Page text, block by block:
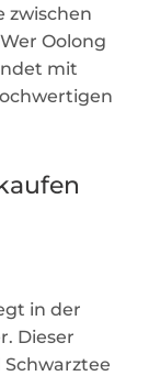
zwischen
Oolong
mit
in der
Dieser